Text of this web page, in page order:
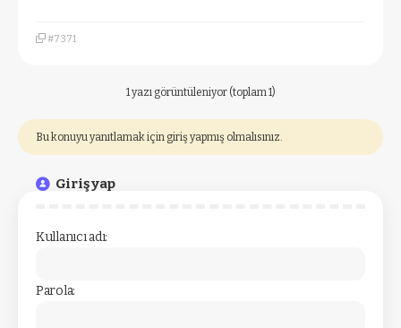
#7371
1 yazı görüntüleniyor (toplam 1)
Bu konuyu yanıtlamak için giriş yapmış olmalısınız.
Giriş yap
Kullanıcı adı:
Parola: